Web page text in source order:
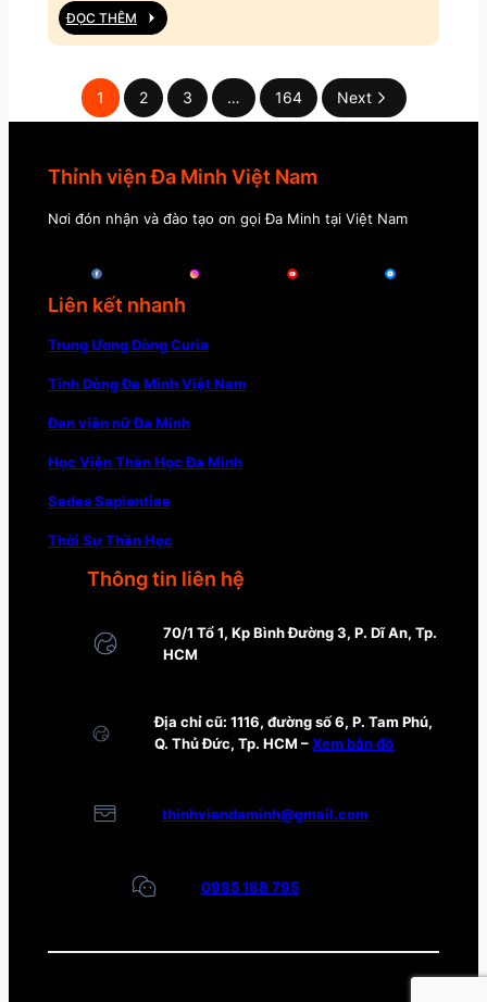
ĐỌC THÊM
1 2 3 … 164 Next
Thỉnh viện Đa Minh Việt Nam
Nơi đón nhận và đào tạo ơn gọi Đa Minh tại Việt Nam
Liên kết nhanh
Trung Ương Dòng Curia
Tỉnh Dòng Đa Minh Việt Nam
Đan viện nữ Đa Minh
Học Viện Thần Học Đa Minh
Sedes Sapientiae
Thời Sự Thần Học
Thông tin liên hệ
70/1 Tổ 1, Kp Bình Đường 3, P. Dĩ An, Tp.
HCM
Địa chỉ cũ: 1116, đường số 6, P. Tam Phú,
Q. Thủ Đức, Tp. HCM –Xem bản đồ
thinhviendaminh@gmail.com
0985 188 795